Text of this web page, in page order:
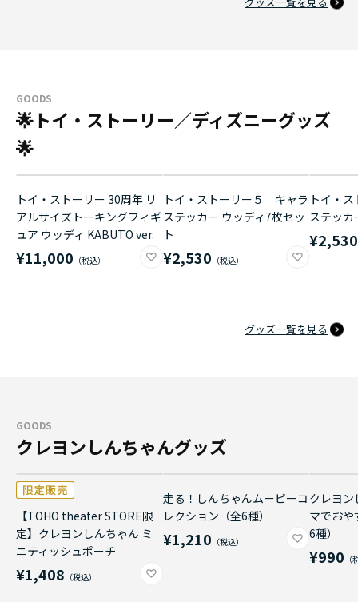
GOODS
🌟トイ・ストーリー／ディズニーグッズ
🌟
トイ・ストーリー 30周年 リ
アルサイズトーキングフィギ
ュア ウッディ KABUTO ver.
¥11,000
トイ・ストーリー５ キャラ
ステッカー ウッディ7枚セッ
ト
¥2,530
トイ・
ステッカ
¥2,530
グッズ一覧を見る
GOODS
クレヨンしんちゃんグッズ
【TOHO theater STORE限
定】クレヨンしんちゃん ミ
ニティッシュポーチ
¥1,408
走る！しんちゃんムービーコ
レクション（全6種）
¥1,210
クレヨ
マでお
6種）
¥990